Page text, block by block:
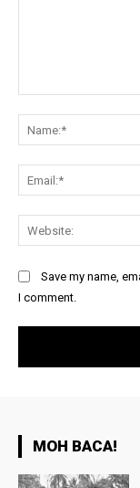
Save my name,
I comment.
MOH BACA!